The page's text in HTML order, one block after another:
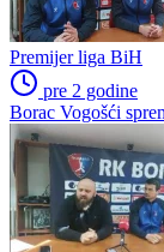
Premijer liga BiH
pre 2 godine
Borac Vogošći